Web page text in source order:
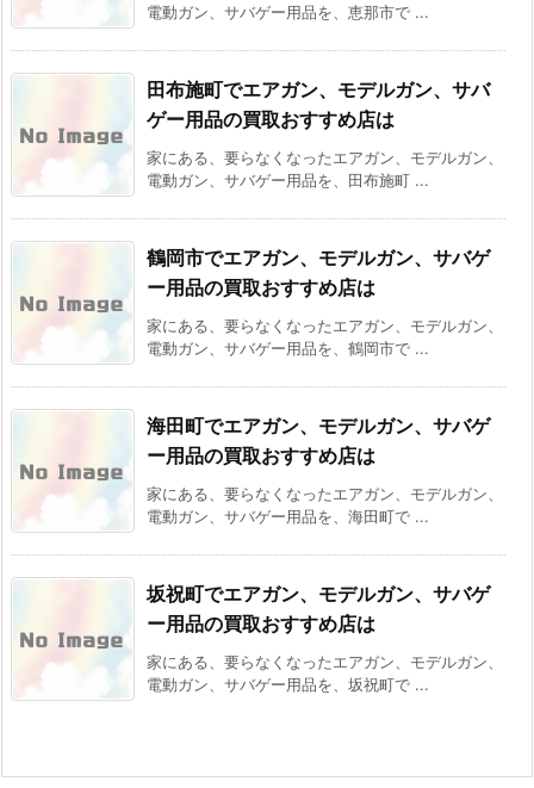
電動ガン、サバゲー用品を、恵那市で ...
田布施町でエアガン、モデルガン、サバ
ゲー用品の買取おすすめ店は
家にある、要らなくなったエアガン、モデルガン、
電動ガン、サバゲー用品を、田布施町 ...
鶴岡市でエアガン、モデルガン、サバゲ
ー用品の買取おすすめ店は
家にある、要らなくなったエアガン、モデルガン、
電動ガン、サバゲー用品を、鶴岡市で ...
海田町でエアガン、モデルガン、サバゲ
ー用品の買取おすすめ店は
家にある、要らなくなったエアガン、モデルガン、
電動ガン、サバゲー用品を、海田町で ...
坂祝町でエアガン、モデルガン、サバゲ
ー用品の買取おすすめ店は
家にある、要らなくなったエアガン、モデルガン、
電動ガン、サバゲー用品を、坂祝町で ...